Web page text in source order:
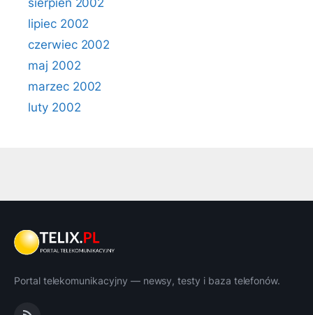
sierpień 2002
lipiec 2002
czerwiec 2002
maj 2002
marzec 2002
luty 2002
Portal telekomunikacyjny — newsy, testy i baza telefonów.